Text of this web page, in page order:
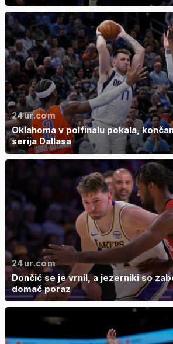
24ur.com
Oklahoma v polfinalu pokala,
serija Dallasa
24ur.com
Dončić se je vrnil, a jezerniki so
domač poraz